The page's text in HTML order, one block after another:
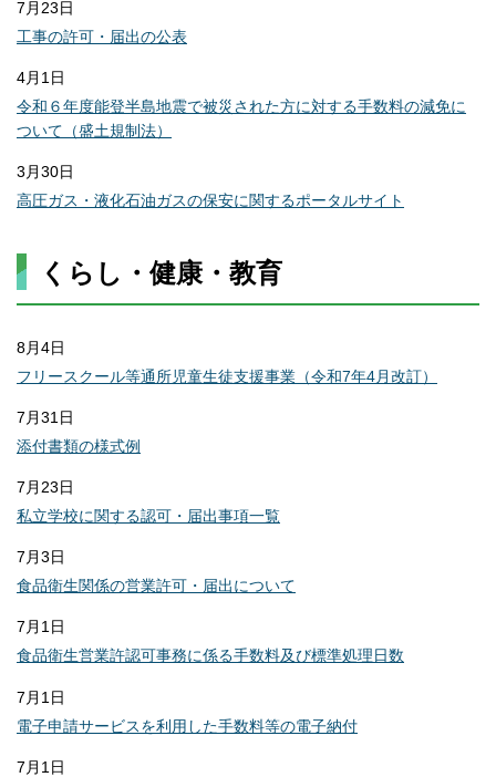
7月23日
工事の許可・届出の公表
4月1日
令和６年度能登半島地震で被災された方に対する手数料の減免に
ついて（盛土規制法）
3月30日
高圧ガス・液化石油ガスの保安に関するポータルサイト
くらし・健康・教育
8月4日
フリースクール等通所児童生徒支援事業（令和7年4月改訂）
7月31日
添付書類の様式例
7月23日
私立学校に関する認可・届出事項一覧
7月3日
食品衛生関係の営業許可・届出について
7月1日
食品衛生営業許認可事務に係る手数料及び標準処理日数
7月1日
電子申請サービスを利用した手数料等の電子納付
7月1日